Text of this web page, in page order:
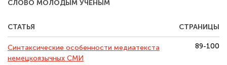
СЛОВО МОЛОДЫМ УЧЁНЫМ
СТАТЬЯ СТРАНИЦЫ
Синтаксические особенности медиатекста
немецкоязычных СМИ
89-100